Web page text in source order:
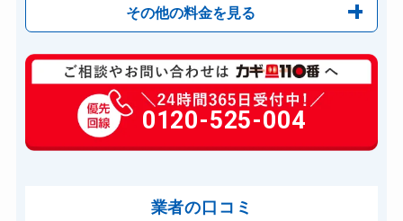
その他の料金を見る
玄関カギ開け 11,000円～(税込)
玄関カギ修理 6,600円～(税込)
玄関カギ作成 別途お見積り
0120-525-004
業者の口コミ